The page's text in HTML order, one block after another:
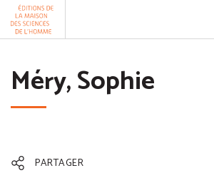
Aller au contenu
Méry, Sophie
PARTAGER
Panneau de gestion des cookies